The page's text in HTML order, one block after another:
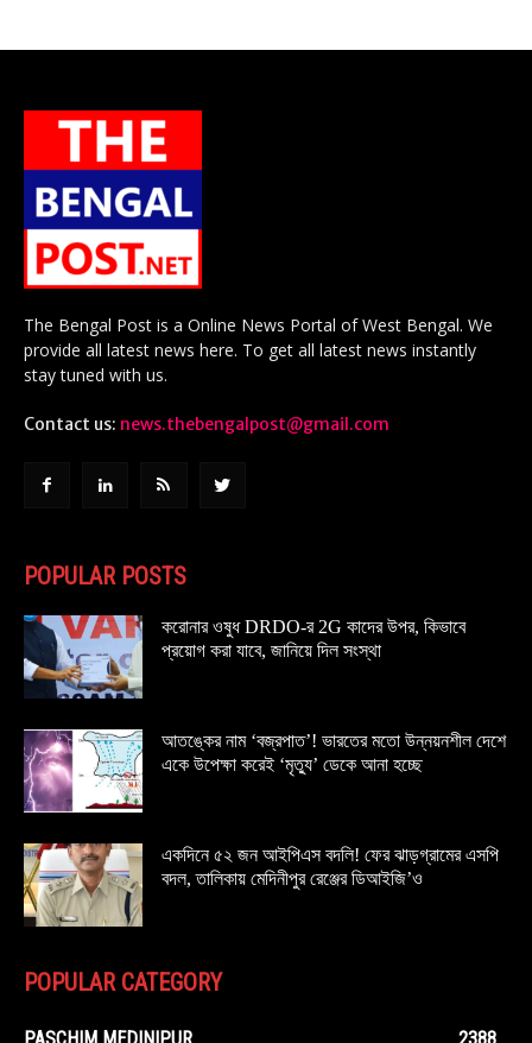
The Bengal Post is a Online News Portal of West Bengal. We
provide all latest news here. To get all latest news instantly
stay tuned with us.
Contact us: news.thebengalpost@gmail.com
POPULAR POSTS
করোনার ওষুধ DRDO-র 2G কাদের উপর, কিভাবে
প্রয়োগ করা যাবে, জানিয়ে দিল সংস্থা
আতঙ্কের নাম ‘বজ্রপাত’! ভারতের মতো উন্নয়নশীল দেশে
একে উপেক্ষা করেই ‘মৃত্যু’ ডেকে আনা হচ্ছে
একদিনে ৫২ জন আইপিএস বদলি! ফের ঝাড়গ্রামের এসপি
বদল, তালিকায় মেদিনীপুর রেঞ্জের ডিআইজি’ও
POPULAR CATEGORY